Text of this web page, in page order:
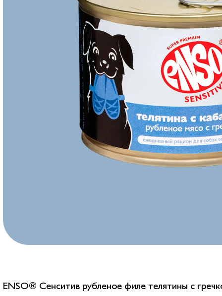
ENSO® Сенситив рубленое филе телятины с